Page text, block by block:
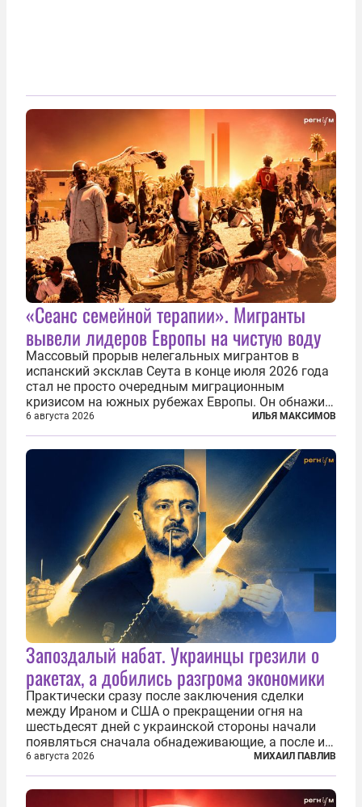
«Сеанс семейной терапии». Мигранты
вывели лидеров Европы на чистую воду
Массовый прорыв нелегальных мигрантов в
испанский эксклав Сеута в конце июля 2026 года
стал не просто очередным миграционным
кризисом на южных рубежах Европы. Он обнажил
фундаментальный раскол внутри Евросоюза,
продемонстрировав, что десятилетиями
выстраивавшаяся миграционная политика ЕС
6 августа 2026 ИЛЬЯ МАКСИМОВ
Запоздалый набат. Украинцы грезили о
ракетах, а добились разгрома экономики
Практически сразу после заключения сделки
между Ираном и США о прекращении огня на
шестьдесят дней с украинской стороны начали
появляться сначала обнадеживающие, а после и
вовсе бравурные заявления про некий «перелом»
в войне. Вероятно, в сознании первых лиц
киевского режима и стоящих за ними...
6 августа 2026 МИХАИЛ ПАВЛИВ